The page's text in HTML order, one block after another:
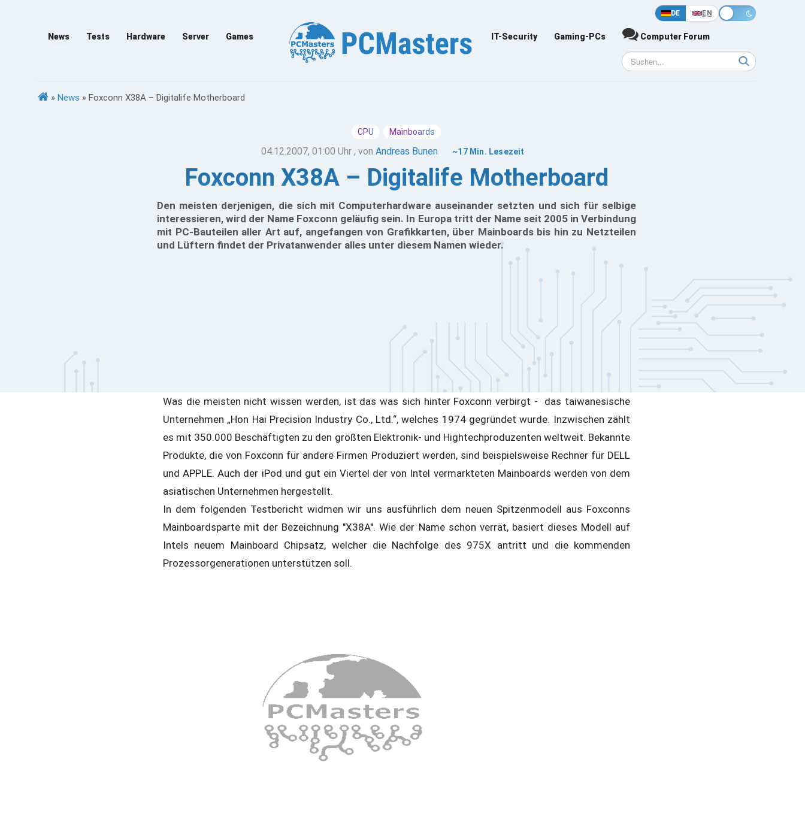
DE EN
News Tests Hardware Server Games IT-Security Gaming-PCs Computer Forum
» News » Foxconn X38A – Digitalife Motherboard
CPU Mainboards
04.12.2007, 01:00 Uhr , vonAndreas Bunen ~17 Min. Lesezeit
Foxconn X38A – Digitalife Motherboard
Den meisten derjenigen, die sich mit Computerhardware auseinander setzten und sich für selbige
interessieren, wird der Name Foxconn geläufig sein. In Europa tritt der Name seit 2005 in Verbindung
mit PC-Bauteilen aller Art auf, angefangen von Grafikkarten, über Mainboards bis hin zu Netzteilen
und Lüftern findet der Privatanwender alles unter diesem Namen wieder.
Was die meisten nicht wissen werden, ist das was sich hinter Foxconn verbirgt - das taiwanesische
Unternehmen „Hon Hai Precision Industry Co., Ltd.“, welches 1974 gegründet wurde. Inzwischen zählt
es mit 350.000 Beschäftigten zu den größten Elektronik- und Hightechproduzenten weltweit. Bekannte
Produkte, die von Foxconn für andere Firmen Produziert werden, sind beispielsweise Rechner für DELL
und APPLE. Auch der iPod und gut ein Viertel der von Intel vermarkteten Mainboards werden von dem
asiatischen Unternehmen hergestellt.
In dem folgenden Testbericht widmen wir uns ausführlich dem neuen Spitzenmodell aus Foxconns
Mainboardsparte mit der Bezeichnung "X38A". Wie der Name schon verrät, basiert dieses Modell auf
Intels neuem Mainboard Chipsatz, welcher die Nachfolge des 975X antritt und die kommenden
Prozessorgenerationen unterstützen soll.